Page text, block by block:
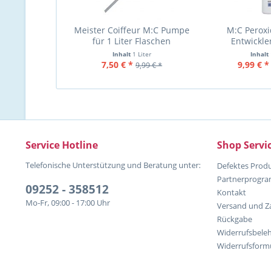
Meister Coiffeur M:C Pumpe
für 1 Liter Flaschen
Inhalt 1 Liter
7,50 € * 9,99 € *
M:C
Inhalt
9,99 € *
Service Hotline
Telefonische Unterstützung und Beratung unter:
09252 - 358512
Mo-Fr, 09:00 - 17:00 Uhr
Shop
Defektes
Kontakt
Versand und
Rückgabe